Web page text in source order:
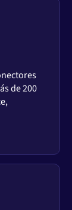
de 200